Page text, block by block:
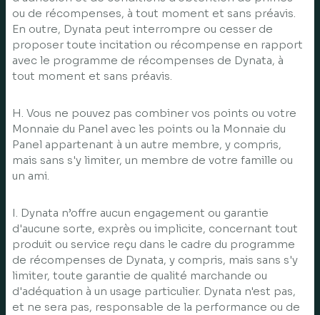
ou de récompenses, à tout moment et sans préavis.
En outre, Dynata peut interrompre ou cesser de
proposer toute incitation ou récompense en rapport
avec le programme de récompenses de Dynata, à
tout moment et sans préavis.
H. Vous ne pouvez pas combiner vos points ou votre
Monnaie du Panel avec les points ou la Monnaie du
Panel appartenant à un autre membre, y compris,
mais sans s'y limiter, un membre de votre famille ou
un ami.
I. Dynata n’offre aucun engagement ou garantie
d'aucune sorte, exprès ou implicite, concernant tout
produit ou service reçu dans le cadre du programme
de récompenses de Dynata, y compris, mais sans s'y
limiter, toute garantie de qualité marchande ou
d'adéquation à un usage particulier. Dynata n'est pas,
et ne sera pas, responsable de la performance ou de